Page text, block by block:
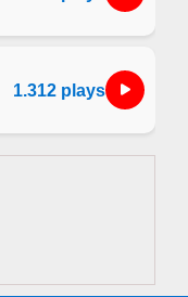
1.312 plays